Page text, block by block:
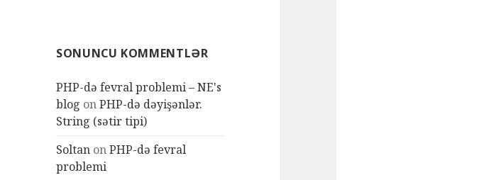
SONUNCU KOMMENTLƏR
PHP-də fevral problemi – NE's
blog onPHP-də dəyişənlər.
String (sətir tipi)
Soltan onPHP-də fevral
problemi